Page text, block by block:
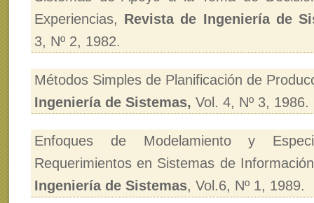
Experiencias, Revista de Ingeniería de
3, Nº 2, 1982.
Métodos Simples de Planificación de
Ingeniería de Sistemas, Vol. 4, Nº 3, 1986.
Enfoques de Modelamiento y
Requerimientos en Sistemas de
Ingeniería de Sistemas, Vol.6, Nº 1, 1989.